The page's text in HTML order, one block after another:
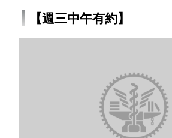
【週三中午有約】